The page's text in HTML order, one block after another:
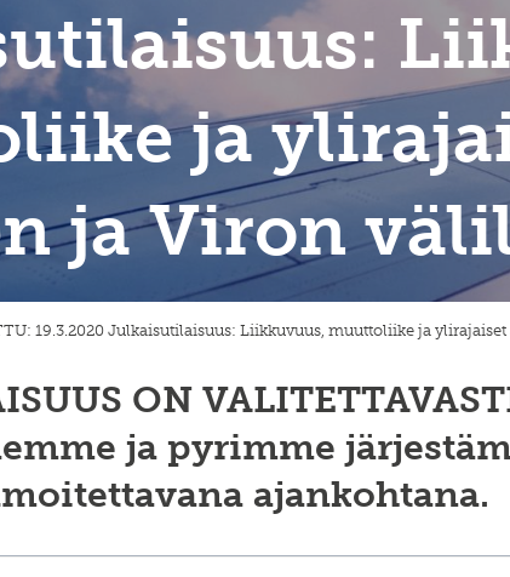
ja
ja Viron
19.3.2020 Julkaisutilaisuus: Liikkuvuus, muuttoliike ja
ON
ja pyrimme
ajankohtana.